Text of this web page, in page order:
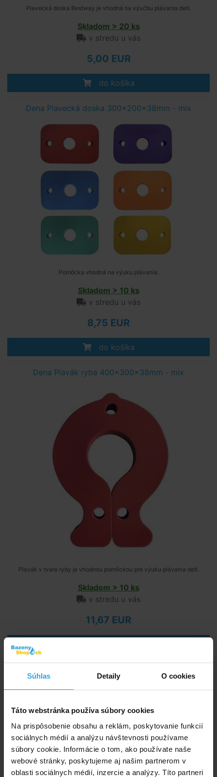
Súhlas Detaily O cookies
Táto webstránka používa súbory cookies
Na prispôsobenie obsahu a reklám, poskytovanie funkcií
sociálnych médií a analýzu návštevnosti používame
súbory cookie. Informácie o tom, ako používate naše
webové stránky, poskytujeme aj našim partnerom v
oblasti sociálnych médií, inzercie a analýzy. Títo partneri
Plavecká doska Bestway je vhodná na výučbu plávania detí.
Skladom > 20 ks
v stredu u vás
5,00 EUR
do košíka
Dena Plavecká doska 300x200x38mm - mix
Pomôcka vhodná na výuku plávania.
Skladom > 10 ks
v stredu u vás
8,75 EUR
do košíka
Dena Plavák ryba 400x300x38mm - mix
Plavák v tvare ryby je vhodnou pomôckou pre výuku plávania detí.
Skladom > 10 ks
v stredu u vás
11,67 EUR
mix